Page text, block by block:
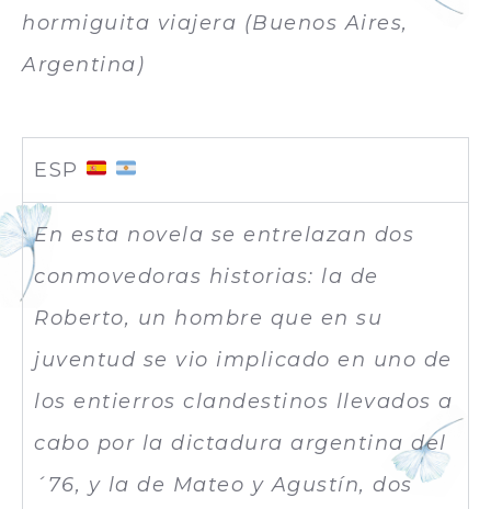
hormiguita viajera (Buenos Aires,
Argentina)
ESP
En esta novela se entrelazan dos
conmovedoras historias: la de
Roberto, un hombre que en su
juventud se vio implicado en uno de
los entierros clandestinos llevados a
cabo por la dictadura argentina del
´76, y la de Mateo y Agustín, dos